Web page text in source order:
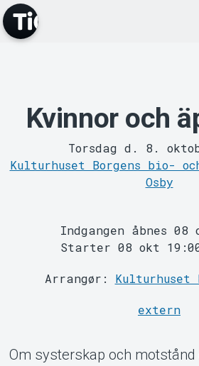
Support
Kvinnor och
Torsdag d. 8.
Kulturhuset Borgens bio-
Osby
Indgangen åbnes 08
Starter 08 okt
Arrangør: Kulturhuset
extern
Om systerskap och